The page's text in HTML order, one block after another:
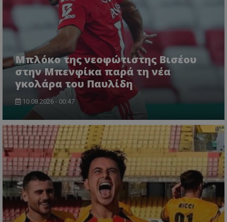
Μπλόκο της νεοφώτιστης Βισέου
στην Μπενφίκα παρά τη νέα
γκολάρα του Παυλίδη
10.08.2026 - 00:47